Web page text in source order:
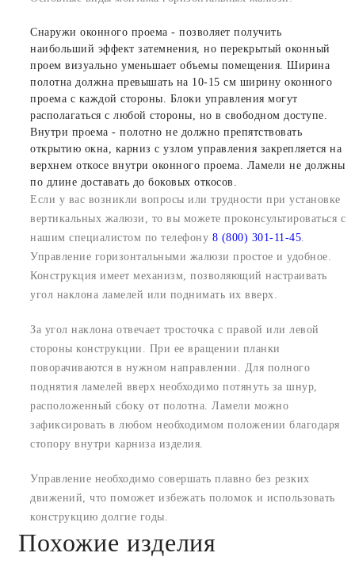
Снаружи оконного проема - позволяет получить
наибольший эффект затемнения, но перекрытый оконный
проем визуально уменьшает объемы помещения. Ширина
полотна должна превышать на 10-15 см ширину оконного
проема с каждой стороны. Блоки управления могут
располагаться с любой стороны, но в свободном доступе.
Внутри проема - полотно не должно препятствовать
открытию окна, карниз с узлом управления закрепляется на
верхнем откосе внутри оконного проема. Ламели не должны
по длине доставать до боковых откосов.
Если у вас возникли вопросы или трудности при установке
вертикальных жалюзи, то вы можете проконсультироваться с
нашим специалистом по телефону 8 (800) 301-11-45
Управление горизонтальными жалюзи простое и удобное.
Конструкция имеет механизм, позволяющий настраивать
угол наклона ламелей или поднимать их вверх.
За угол наклона отвечает тросточка с правой или левой
стороны конструкции. При ее вращении планки
поворачиваются в нужном направлении. Для полного
поднятия ламелей вверх необходимо потянуть за шнур,
расположенный сбоку от полотна. Ламели можно
зафиксировать в любом необходимом положении благодаря
стопору внутри карниза изделия.
Управление необходимо совершать плавно без резких
движений, что поможет избежать поломок и использовать
конструкцию долгие годы.
Похожие изделия